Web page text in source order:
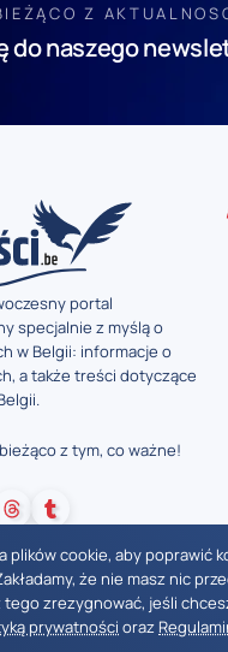
Z
do naszego
portal
specjalnie z myślą o
w Belgii: informacje o
a także treści dotyczące
z tym, co ważne!
plików cookie, aby poprawić
że nie masz nic
tego zrezygnować, jeśli
prywatności oraz